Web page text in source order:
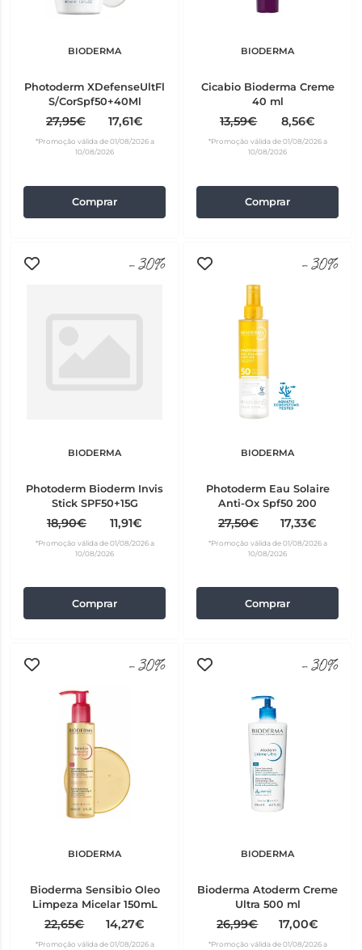
BIODERMA
Photoderm XDefenseUltFl
S/CorSpf50+40Ml
27,95€ 17,61€
*Promoção válida de 01/08/2026 a
10/08/2026
Comprar
BIODERMA
Cicabio Bioderma Creme
40 ml
13,59€ 8,56€
*Promoção válida de 01/08/2026 a
10/08/2026
Comprar
-30%
BIODERMA
Photoderm Bioderm Invis
Stick SPF50+15G
18,90€ 11,91€
*Promoção válida de 01/08/2026 a
10/08/2026
Comprar
-30%
BIODERMA
Photoderm Eau Solaire
Anti-Ox Spf50 200
27,50€ 17,33€
*Promoção válida de 01/08/2026 a
10/08/2026
Comprar
-30%
BIODERMA
Bioderma Sensibio Oleo
Limpeza Micelar 150mL
22,65€ 14,27€
*Promoção válida de 01/08/2026 a
-30%
BIODERMA
Bioderma Atoderm Creme
Ultra 500 ml
26,99€ 17,00€
*Promoção válida de 01/08/2026 a